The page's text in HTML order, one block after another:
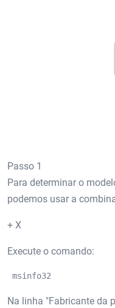
Passo 1
Para determinar o
podemos usar a
+ X
Execute o comando:
msinfo32
Na linha "Fabricante da